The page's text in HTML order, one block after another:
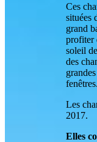
Ces
situées
grand
profiter
soleil
des
fenêtres.
Les
2017.
Elles